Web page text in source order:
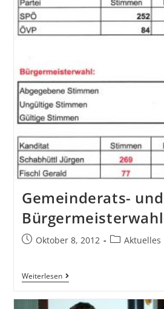
Gemeinderats- und
Oktober 8, 2012 Aktuelles
Weiterlesen